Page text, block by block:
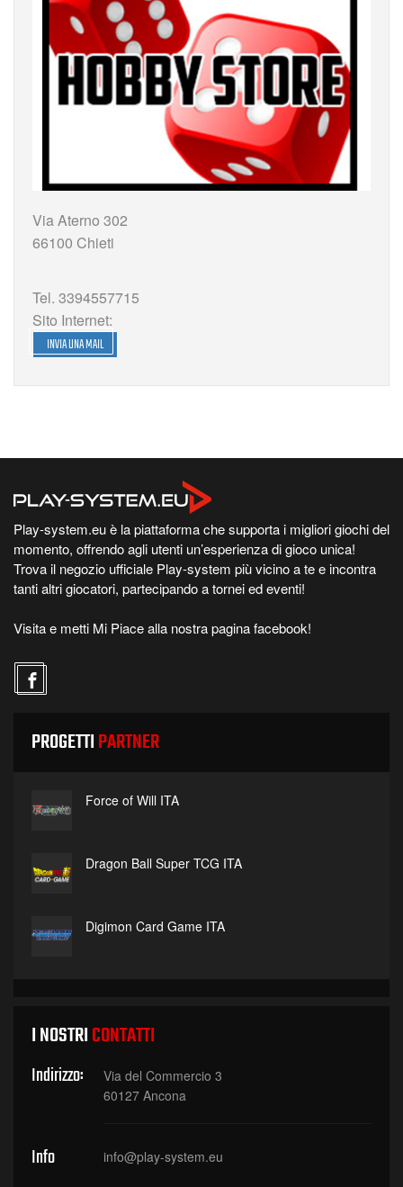
Via Aterno 302
66100 Chieti
Tel. 3394557715
Sito Internet:
INVIA UNA MAIL
Play-system.eu è la piattaforma che supporta i migliori giochi del
momento, offrendo agli utenti un’esperienza di gioco unica!
Trova il negozio ufficiale Play-system più vicino a te e incontra
tanti altri giocatori, partecipando a tornei ed eventi!
Visita e metti Mi Piace alla nostra pagina facebook!
PROGETTIPARTNER
Force of Will ITA
Dragon Ball Super TCG ITA
Digimon Card Game ITA
I NOSTRICONTATTI
Indirizzo:
Via del Commercio 3
60127 Ancona
Info info@play-system.eu